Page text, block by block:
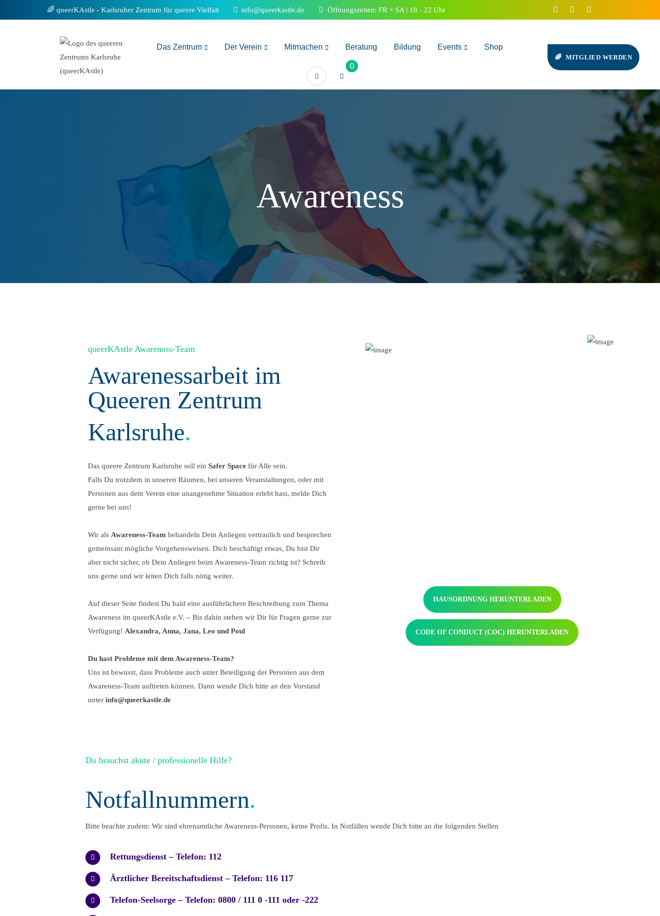
queerKAstle - Karlsruher Zentrum für queere Vielfalt info@queerkastle.de Öffnungszeiten: FR + SA | 18 - 22 Uhr
Das Zentrum Der Verein Mitmachen Beratung Bildung Events Shop
0
MITGLIED WERDEN
Awareness
queerKAstle Awareness-Team
Awarenessarbeit im
Queeren Zentrum
Karlsruhe.
Das queere Zentrum Karlsruhe soll ein Safer Space für Alle sein.
Falls Du trotzdem in unseren Räumen, bei unseren Veranstaltungen, oder mit
Personen aus dem Verein eine unangenehme Situation erlebt hast, melde Dich
gerne bei uns!
Wir als Awareness-Team behandeln Dein Anliegen vertraulich und besprechen
gemeinsam mögliche Vorgehensweisen. Dich beschäftigt etwas, Du bist Dir
aber nicht sicher, ob Dein Anliegen beim Awareness-Team richtig ist? Schreib
uns gerne und wir leiten Dich falls nötig weiter.
Auf dieser Seite findest Du bald eine ausführlichere Beschreibung zum Thema
Awareness im queerKAstle e.V. – Bis dahin stehen wir Dir für Fragen gerne zur
Verfügung! Alexandra, Anna, Jana, Leo und Poul
Du hast Probleme mit dem Awareness-Team?
Uns ist bewusst, dass Probleme auch unter Beteiligung der Personen aus dem
Awareness-Team auftreten können. Dann wende Dich bitte an den Vorstand
unter info@queerkastle.de
HAUSORDNUNG HERUNTERLADEN
CODE OF CONDUCT (COC) HERUNTERLADEN
Du brauchst akute / professionelle Hilfe?
Notfallnummern.
Bitte beachte zudem: Wir sind ehrenamtliche Awareness-Personen, keine Profis. In Notfällen wende Dich bitte an die folgenden Stellen
Rettungsdienst – Telefon: 112
Ärztlicher Bereitschaftsdienst – Telefon: 116 117
Telefon-Seelsorge – Telefon: 0800 / 111 0 -111 oder -222